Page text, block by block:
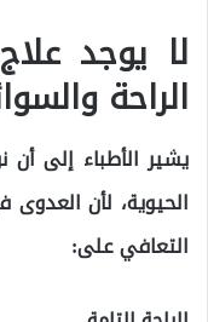
لا يوجد
الراحة
يشير الأطباء إلى أن
الحيوية، لأن
التعافي على: